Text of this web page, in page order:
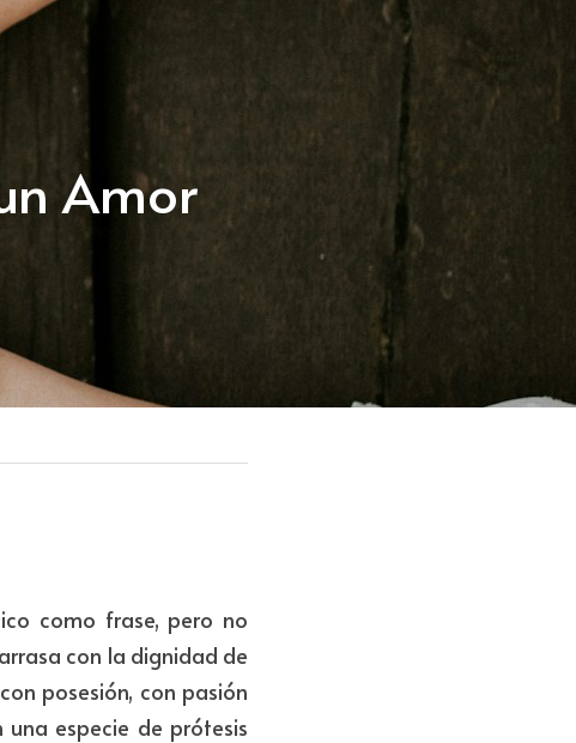
Amor
como frase, pero no
con la dignidad de
posesión, con pasión
una especie de prótesis